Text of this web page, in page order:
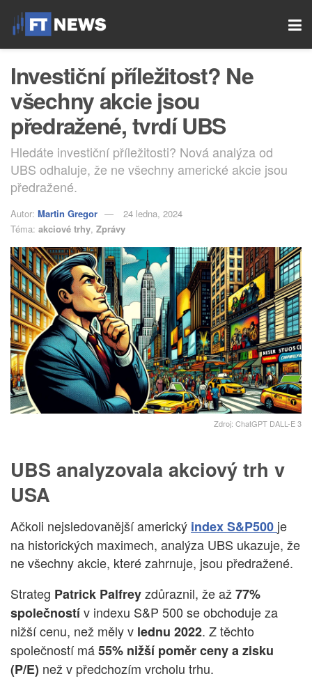
Investiční příležitost? Ne
všechny akcie jsou
předražené, tvrdí UBS
Hledáte investiční příležitosti? Nová analýza od
UBS odhaluje, že ne všechny americké akcie jsou
předražené.
Autor: Martin Gregor
24 ledna, 2024
Téma: akciové trhy, Zprávy
Zdroj: ChatGPT DALL-E 3
UBS analyzovala akciový trh v
USA
Ačkoli nejsledovanější americký index S&P500 je
na historických maximech, analýza UBS ukazuje, že
ne všechny akcie, které zahrnuje, jsou předražené.
Strateg Patrick Palfreyzdůraznil, že až 77%
společnostív indexu S&P 500 se obchoduje za
nižší cenu, než měly v lednu 2022. Z těchto
společností má55% nižší poměr ceny a zisku
(P/E) než v předchozím vrcholu trhu.